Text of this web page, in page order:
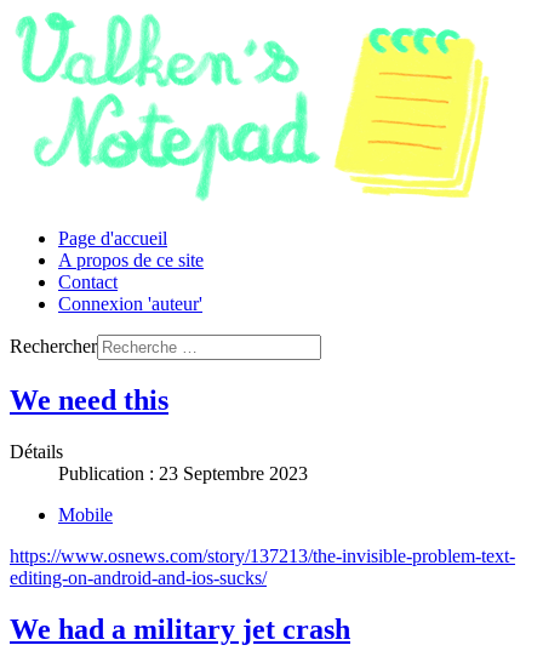
Page d'accueil
A propos de ce site
Contact
Connexion 'auteur'
Rechercher
We need this
Détails
Publication : 23 Septembre 2023
Mobile
https://www.osnews.com/story/137213/the-invisible-problem-text-
editing-on-android-and-ios-sucks/
We had a military jet crash